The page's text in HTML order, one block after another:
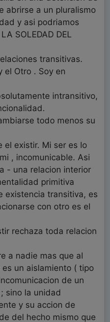
abrirse a un pluralismo
y asi podriamos
SOLEDAD DEL
transitivas.
el Otro . Soy en
intransitivo,
todo menos su
el existir. Mi ser es lo
, incomunicable. Asi
- una relacion interior
primitiva
existencia transitiva, es
con otro es el
rechaza toda relacion
a nadie mas que al
un aislamiento ( tipo
de un
sino la unidad
y su accion de
del hecho mismo que